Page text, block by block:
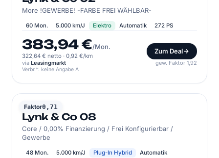
More !GEWERBE! -FARBE FREI WÄHLBAR-
60 Mon. 5.000 km/J Elektro Automatik 272 PS
383,94 €/Mon.
322,64 € netto · 0,92 €/km
Zum Deal
via Leasingmarkt gew. Faktor 1,92
Verbr.*: keine Angabe A
Faktor0,71
LYNK & CO
Lynk & Co 08
Core / 0,00% Finanzierung / Frei Konfigurierbar /
Gewerbe
48 Mon. 5.000 km/J Plug-In Hybrid
Automatik